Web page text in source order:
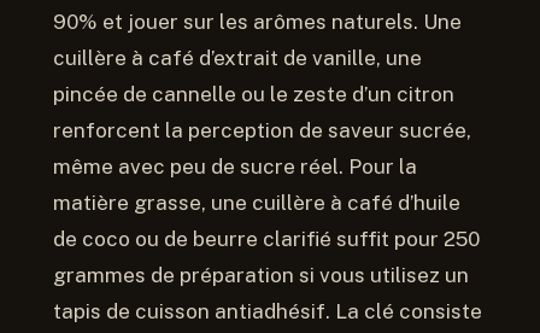
90% et jouer sur les arômes naturels. Une
cuillère à café d’extrait de vanille, une
pincée de cannelle ou le zeste d’un citron
renforcent la perception de saveur sucrée,
même avec peu de sucre réel. Pour la
matière grasse, une cuillère à café d’huile
de coco ou de beurre clarifié suffit pour 250
grammes de préparation si vous utilisez un
tapis de cuisson antiadhésif. La clé consiste